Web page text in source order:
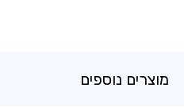
מוצרים נוספים